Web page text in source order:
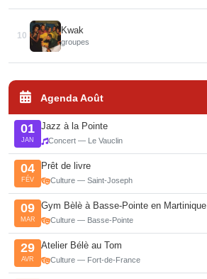
10
Kwak
groupes
Agenda Août
01
JAN
Jazz à la Pointe
Concert — Le Vauclin
04
FÉV
Prêt de livre
Culture — Saint-Joseph
09
MAR
Gym Bèlè à Basse-Pointe en Martinique
Culture — Basse-Pointe
29
AVR
Atelier Bélè au Tom
Culture — Fort-de-France